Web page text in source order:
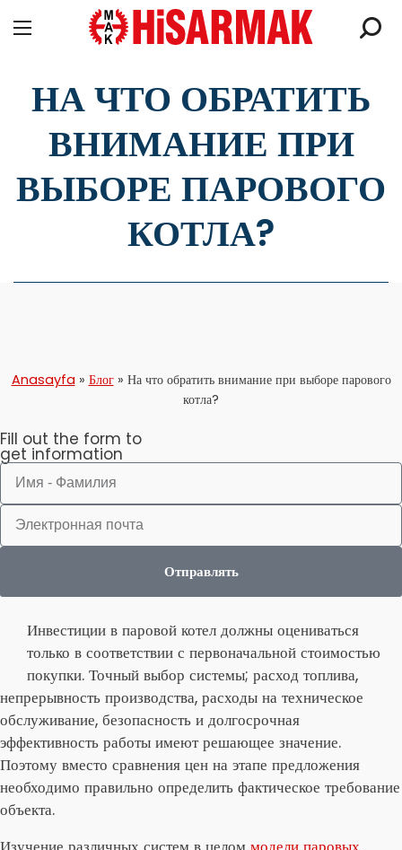
НА ЧТО ОБРАТИТЬ
ВНИМАНИЕ ПРИ
ВЫБОРЕ ПАРОВОГО
КОТЛА?
Anasayfa » Блог» На что обратить внимание при выборе парового
котла?
Fill out the form to
get information
Отправлять
Инвестиции в паровой котел должны оцениваться
только в соответствии с первоначальной стоимостью
покупки. Точный выбор системы; расход топлива,
непрерывность производства, расходы на техническое
обслуживание, безопасность и долгосрочная
эффективность работы имеют решающее значение.
Поэтому вместо сравнения цен на этапе предложения
необходимо правильно определить фактическое требование
объекта.